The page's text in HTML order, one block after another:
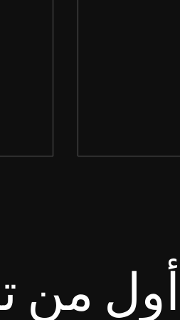
وَلْيَتَشَجَّعْ
سفر
طُوبَى
لأَنَّ
من